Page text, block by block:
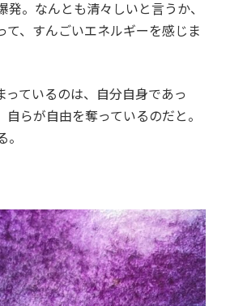
。なんとも清々しいと言うか、
、すんごいエネルギーを感じま
っているのは、自分自身であっ
らが自由を奪っているのだと。